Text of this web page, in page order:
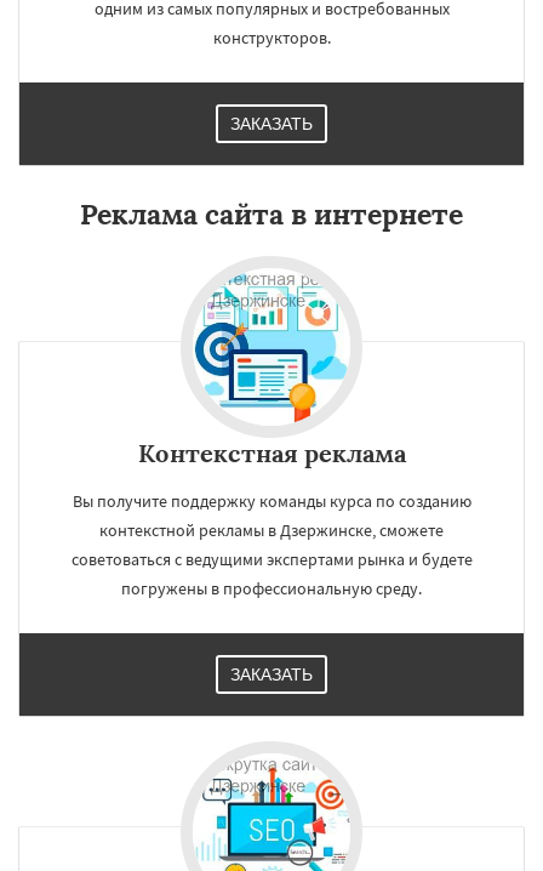
одним из самых популярных и востребованных
конструкторов.
ЗАКАЗАТЬ
Реклама сайта в интернете
Контекстная реклама
Вы получите поддержку команды курса по созданию
контекстной рекламы в Дзержинске, сможете
советоваться с ведущими экспертами рынка и будете
погружены в профессиональную среду.
ЗАКАЗАТЬ